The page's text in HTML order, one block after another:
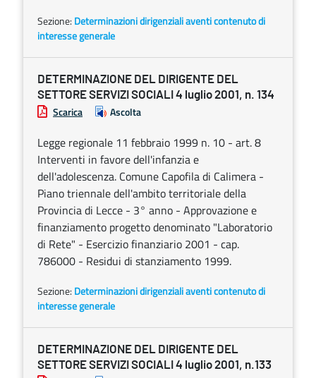
Sezione: Determinazioni dirigenziali aventi contenuto di
interesse generale
DETERMINAZIONE DEL DIRIGENTE DEL
SETTORE SERVIZI SOCIALI 4 luglio 2001, n. 134
Scarica Ascolta
Legge regionale 11 febbraio 1999 n. 10 - art. 8
Interventi in favore dell'infanzia e
dell'adolescenza. Comune Capofila di Calimera -
Piano triennale dell'ambito territoriale della
Provincia di Lecce - 3° anno - Approvazione e
finanziamento progetto denominato "Laboratorio
di Rete" - Esercizio finanziario 2001 - cap.
786000 - Residui di stanziamento 1999.
Sezione: Determinazioni dirigenziali aventi contenuto di
interesse generale
DETERMINAZIONE DEL DIRIGENTE DEL
SETTORE SERVIZI SOCIALI 4 luglio 2001, n.133